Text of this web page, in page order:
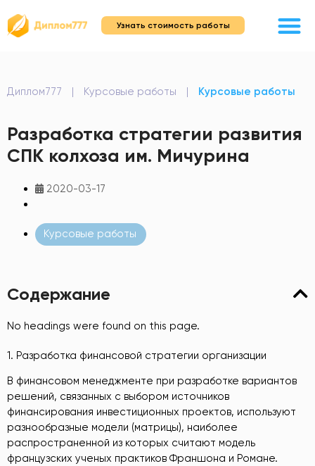
Узнать стоимость работы
Диплом777 | Курсовые работы | Курсовые работы
Разработка стратегии развития
СПК колхоза им. Мичурина
2020-03-17
Курсовые работы
Содержание
No headings were found on this page.
1. Разработка финансовой стратегии организации
В финансовом менеджменте при разработке вариантов
решений, связанных с выбором источников
финансирования инвестиционных проектов, используют
разнообразные модели (матрицы), наиболее
распространенной из которых считают модель
французских ученых практиков Франшона и Романе.